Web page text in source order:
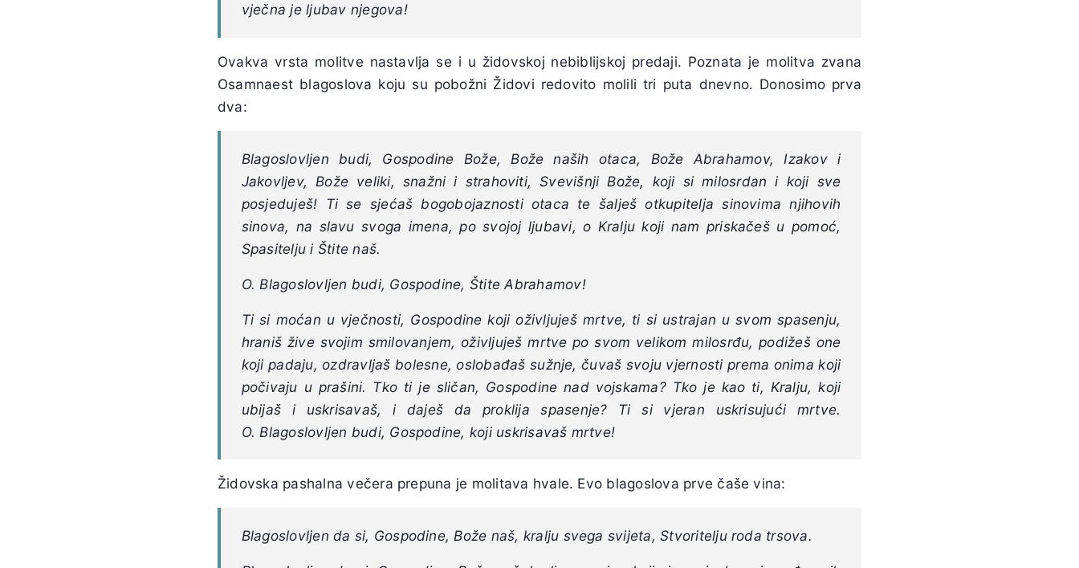
vječna je ljubav njegova!
Ovakva vrsta molitve nastavlja se i u židovskoj nebiblijskoj predaji. Poznata je molitva zvana
Osamnaest blagoslova koju su pobožni Židovi redovito molili tri puta dnevno. Donosimo prva
dva:
Blagoslovljen budi, Gospodine Bože, Bože naših otaca, Bože Abrahamov, Izakov i
Jakovljev, Bože veliki, snažni i strahoviti, Svevišnji Bože, koji si milosrdan i koji sve
posjeduješ! Ti se sjećaš bogobojaznosti otaca te šalješ otkupitelja sinovima njihovih
sinova, na slavu svoga imena, po svojoj ljubavi, o Kralju koji nam priskačeš u pomoć,
Spasitelju i Štite naš.
O. Blagoslovljen budi, Gospodine, Štite Abrahamov!
Ti si moćan u vječnosti, Gospodine koji oživljuješ mrtve, ti si ustrajan u svom spasenju,
hraniš žive svojim smilovanjem, oživljuješ mrtve po svom velikom milosrđu, podižeš one
koji padaju, ozdravljaš bolesne, oslobađaš sužnje, čuvaš svoju vjernosti prema onima koji
počivaju u prašini. Tko ti je sličan, Gospodine nad vojskama? Tko je kao ti, Kralju, koji
ubijaš i uskrisavaš, i daješ da proklija spasenje? Ti si vjeran uskrisujući mrtve.
O. Blagoslovljen budi, Gospodine, koji uskrisavaš mrtve!
Židovska pashalna večera prepuna je molitava hvale. Evo blagoslova prve čaše vina:
Blagoslovljen da si, Gospodine, Bože naš, kralju svega svijeta, Stvoritelju roda trsova.